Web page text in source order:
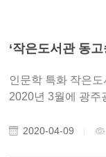
‘작은도서관 동
인문학 특화 작은도서관 동고송 사
2020년 3월에 광주
의 생활공간 가까이
2020-04-09